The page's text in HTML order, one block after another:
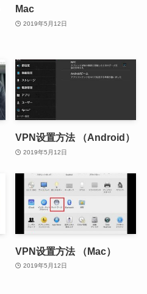
Mac
2019年5月12日
VPN设置方法 （Android）
2019年5月12日
VPN设置方法 （Mac）
2019年5月12日